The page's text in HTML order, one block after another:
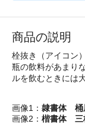
商品の説明
栓抜き（アイコン
瓶の飲料があまり
ルを飲むときには
画像1： 隷書体 桶
画像2： 楷書体 三